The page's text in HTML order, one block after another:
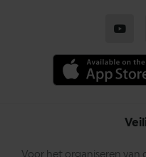
Voor het organiseren van